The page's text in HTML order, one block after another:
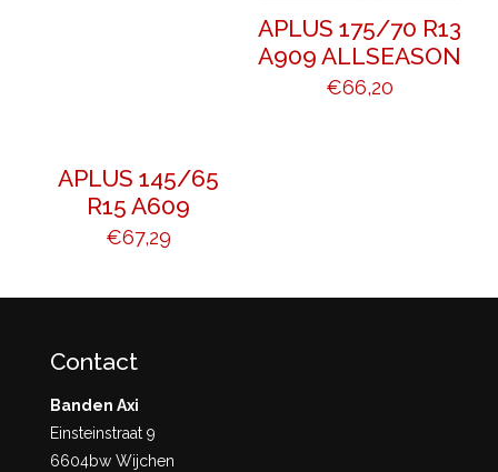
APLUS 175/70 R13
A909 ALLSEASON
€66,20
APLUS 145/65
R15 A609
€67,29
Contact
Banden Axi
Einsteinstraat 9
6604bw Wijchen